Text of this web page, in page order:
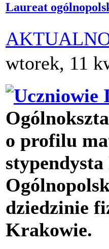
Laureat
wtorek, 11
o profilu
dziedzinie
Krakowie.